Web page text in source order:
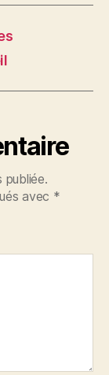
publiée.
avec *